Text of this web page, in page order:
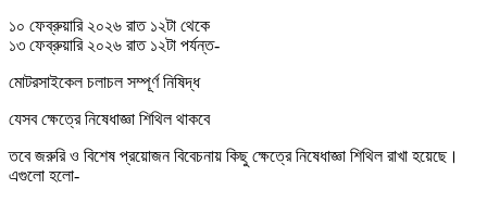
১০ ফেব্রুয়ারি ২০২৬ রাত ১২টা থেকে
১৩ ফেব্রুয়ারি ২০২৬ রাত ১২টা পর্যন্ত-
মোটরসাইকেল চলাচল সম্পূর্ণ নিষিদ্ধ
যেসব ক্ষেত্রে নিষেধাজ্ঞা শিথিল থাকবে
তবে জরুরি ও বিশেষ প্রয়োজন বিবেচনায় কিছু ক্ষেত্রে নিষেধাজ্ঞা শিথিল রাখা হয়েছে।
এগুলো হলো-